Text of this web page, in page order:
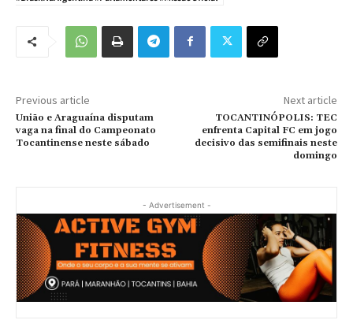
Previous article
União e Araguaína disputam
vaga na final do Campeonato
Tocantinense neste sábado
Next article
TOCANTINÓPOLIS: TEC
enfrenta Capital FC em jogo
decisivo das semifinais neste
domingo
- Advertisement -